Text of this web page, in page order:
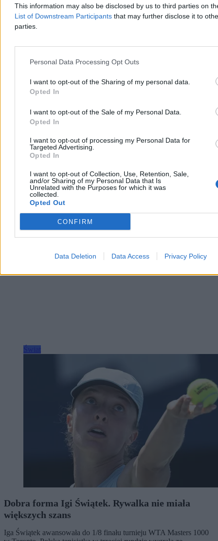
This information may also be disclosed by us to third parties on
List of Downstream Participants that may further disclose it to
parties.
Personal Data Processing Opt Outs
I want to opt-out of the Sharing of my personal data.
Opted In
I want to opt-out of the Sale of my Personal Data.
Opted In
I want to opt-out of processing my Personal Data for
Targeted Advertising.
Opted In
I want to opt-out of Collection, Use, Retention, Sale,
and/or Sharing of my Personal Data that Is
Unrelated with the Purposes for which it was
collected.
Opted Out
CONFIRM
Data Deletion Data Access Privacy Policy
Debiut Lewandowskiego w Leagues Cup. Trener
gości wyrzucony z boiska
Chicago Fire wygrywa 2:0 z Club Necaxa w pierwszym meczu
Leagues Cup 2026. Bramki zdobyli Jonathan Dean i Andrew
czerwonej kartce w 78. minucie. Robert Lewandowski nie trafił do
siatki, mimo kilku prób.
Tomasz Pałasz
Dzisiaj 04:40
Reklama
Dobra forma Igi Świątek. Rywalka nie miała
większych szans
Iga Świątek awansowała do 1/8 finału turnieju WTA Masters 1000